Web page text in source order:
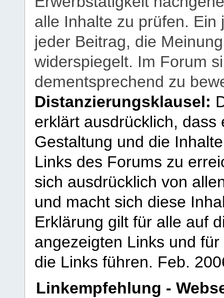
alle Inhalte zu prüfen.
jeder Beitrag, die
widerspiegelt. Im Forum
dementsprechend zu
Distanzierungsklausel:
erklärt ausdrücklich,
Gestaltung und die
Links des Forums zu
sich ausdrücklich von
und macht sich diese
Erklärung gilt für alle auf
angezeigten Links und
die Links führen. Feb.
Linkempfehlung -